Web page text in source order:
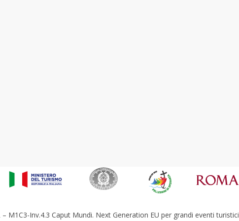
– M1C3-Inv.4.3 Caput Mundi. Next Generation EU per grandi eventi turistici